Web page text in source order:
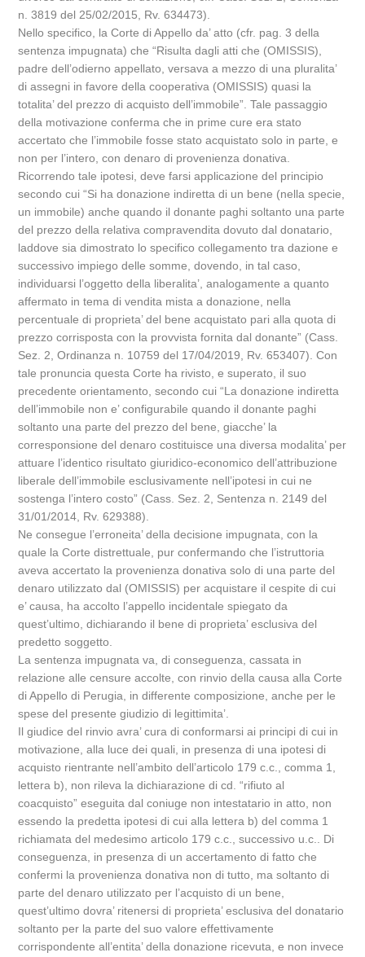
n. 3819 del 25/02/2015, Rv. 634473).
Nello specifico, la Corte di Appello da’ atto (cfr. pag. 3 della
sentenza impugnata) che “Risulta dagli atti che (OMISSIS),
padre dell’odierno appellato, versava a mezzo di una pluralita’
di assegni in favore della cooperativa (OMISSIS) quasi la
totalita’ del prezzo di acquisto dell’immobile”. Tale passaggio
della motivazione conferma che in prime cure era stato
accertato che l’immobile fosse stato acquistato solo in parte, e
non per l’intero, con denaro di provenienza donativa.
Ricorrendo tale ipotesi, deve farsi applicazione del principio
secondo cui “Si ha donazione indiretta di un bene (nella specie,
un immobile) anche quando il donante paghi soltanto una parte
del prezzo della relativa compravendita dovuto dal donatario,
laddove sia dimostrato lo specifico collegamento tra dazione e
successivo impiego delle somme, dovendo, in tal caso,
individuarsi l’oggetto della liberalita’, analogamente a quanto
affermato in tema di vendita mista a donazione, nella
percentuale di proprieta’ del bene acquistato pari alla quota di
prezzo corrisposta con la provvista fornita dal donante” (Cass.
Sez. 2, Ordinanza n. 10759 del 17/04/2019, Rv. 653407). Con
tale pronuncia questa Corte ha rivisto, e superato, il suo
precedente orientamento, secondo cui “La donazione indiretta
dell’immobile non e’ configurabile quando il donante paghi
soltanto una parte del prezzo del bene, giacche’ la
corresponsione del denaro costituisce una diversa modalita’ per
attuare l’identico risultato giuridico-economico dell’attribuzione
liberale dell’immobile esclusivamente nell’ipotesi in cui ne
sostenga l’intero costo” (Cass. Sez. 2, Sentenza n. 2149 del
31/01/2014, Rv. 629388).
Ne consegue l’erroneita’ della decisione impugnata, con la
quale la Corte distrettuale, pur confermando che l’istruttoria
aveva accertato la provenienza donativa solo di una parte del
denaro utilizzato dal (OMISSIS) per acquistare il cespite di cui
e’ causa, ha accolto l’appello incidentale spiegato da
quest’ultimo, dichiarando il bene di proprieta’ esclusiva del
predetto soggetto.
La sentenza impugnata va, di conseguenza, cassata in
relazione alle censure accolte, con rinvio della causa alla Corte
di Appello di Perugia, in differente composizione, anche per le
spese del presente giudizio di legittimita’.
Il giudice del rinvio avra’ cura di conformarsi ai principi di cui in
motivazione, alla luce dei quali, in presenza di una ipotesi di
acquisto rientrante nell’ambito dell’articolo 179 c.c., comma 1,
lettera b), non rileva la dichiarazione di cd. “rifiuto al
coacquisto” eseguita dal coniuge non intestatario in atto, non
essendo la predetta ipotesi di cui alla lettera b) del comma 1
richiamata del medesimo articolo 179 c.c., successivo u.c.. Di
conseguenza, in presenza di un accertamento di fatto che
confermi la provenienza donativa non di tutto, ma soltanto di
parte del denaro utilizzato per l’acquisto di un bene,
quest’ultimo dovra’ ritenersi di proprieta’ esclusiva del donatario
soltanto per la parte del suo valore effettivamente
corrispondente all’entita’ della donazione ricevuta, e non invece